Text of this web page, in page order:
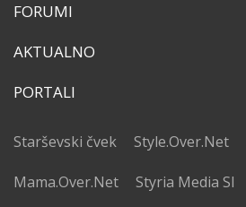
FORUMI
AKTUALNO
PORTALI
Starševski čvek Style.Over.Net
Mama.Over.Net Styria Media SI